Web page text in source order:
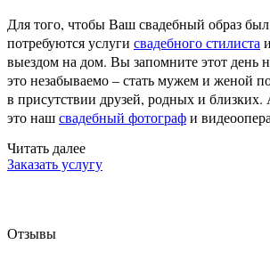
Для того, чтобы Ваш свадебный образ
потребуются услуги свадебного стилиста
выездом на дом. Вы запомните этот день
это незабываемо – стать мужем и женой
в присутствии друзей, родных и близких.
это нашсвадебный фотографи
Читать далее
Заказать услугу
Отзывы